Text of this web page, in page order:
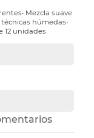
Mezcla suave
húmedas•
12 unidades